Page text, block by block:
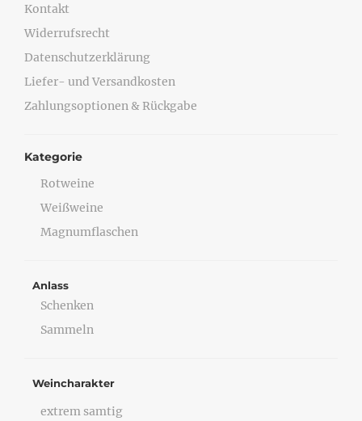
Kontakt
Widerrufsrecht
Datenschutzerklärung
Liefer- und Versandkosten
Zahlungsoptionen & Rückgabe
Kategorie
Rotweine
Weißweine
Magnumflaschen
Anlass
Schenken
Sammeln
Weincharakter
extrem samtig